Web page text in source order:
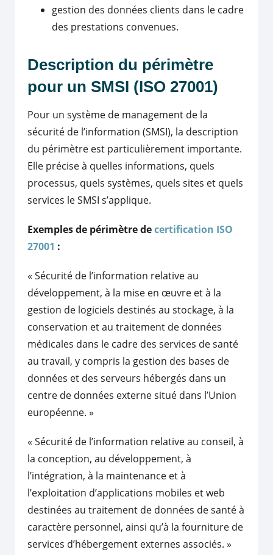
gestion des données clients dans le cadre
des prestations convenues.
Description du périmètre
pour un SMSI (ISO 27001)
Pour un système de management de la
sécurité de l’information (SMSI), la description
du périmètre est particulièrement importante.
Elle précise à quelles informations, quels
processus, quels systèmes, quels sites et quels
services le SMSI s’applique.
Exemples de périmètre decertification ISO
27001 :
« Sécurité de l’information relative au
développement, à la mise en œuvre et à la
gestion de logiciels destinés au stockage, à la
conservation et au traitement de données
médicales dans le cadre des services de santé
au travail, y compris la gestion des bases de
données et des serveurs hébergés dans un
centre de données externe situé dans l’Union
européenne. »
« Sécurité de l’information relative au conseil, à
la conception, au développement, à
l’intégration, à la maintenance et à
l’exploitation d’applications mobiles et web
destinées au traitement de données de santé à
caractère personnel, ainsi qu’à la fourniture de
services d’hébergement externes associés. »